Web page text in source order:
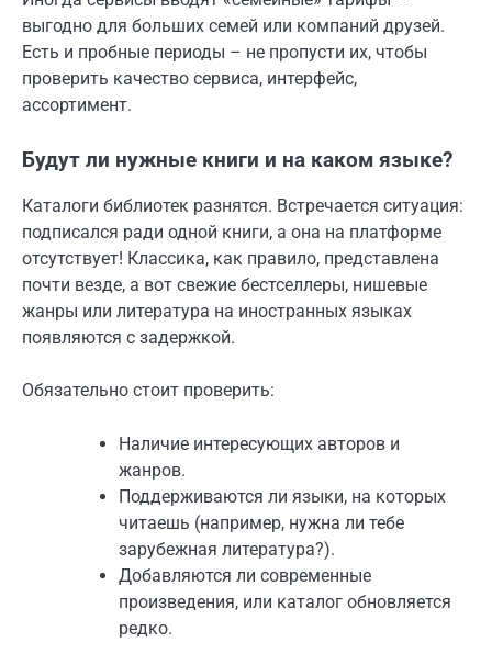
выгодно для больших семей или компаний друзей.
Есть и пробные периоды – не пропусти их, чтобы
проверить качество сервиса, интерфейс,
ассортимент.
Будут ли нужные книги и на каком языке?
Каталоги библиотек разнятся. Встречается ситуация:
подписался ради одной книги, а она на платформе
отсутствует! Классика, как правило, представлена
почти везде, а вот свежие бестселлеры, нишевые
жанры или литература на иностранных языках
появляются с задержкой.
Обязательно стоит проверить:
Наличие интересующих авторов и
жанров.
Поддерживаются ли языки, на которых
читаешь (например, нужна ли тебе
зарубежная литература?).
Добавляются ли современные
произведения, или каталог обновляется
редко.